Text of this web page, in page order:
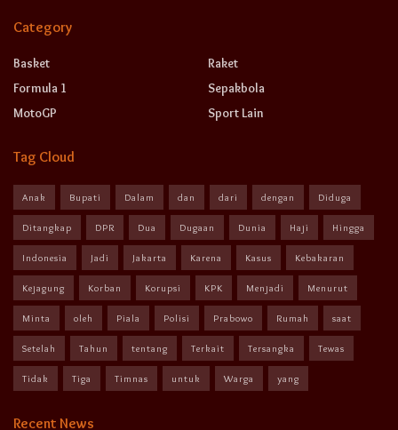
Category
Basket
Formula 1
MotoGP
Raket
Sepakbola
Sport Lain
Tag Cloud
Anak Bupati Dalam dan dari dengan Diduga
Ditangkap DPR Dua Dugaan Dunia Haji Hingga
Indonesia Jadi Jakarta Karena Kasus Kebakaran
Kejagung Korban Korupsi KPK Menjadi Menurut
Minta oleh Piala Polisi Prabowo Rumah saat
Setelah Tahun tentang Terkait Tersangka Tewas
Tidak Tiga Timnas untuk Warga yang
Recent News